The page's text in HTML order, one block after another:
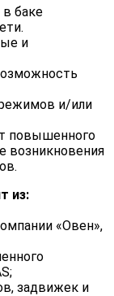
баке
и
и/или
повышенного
возникновения
из:
«Овен»,
задвижек и